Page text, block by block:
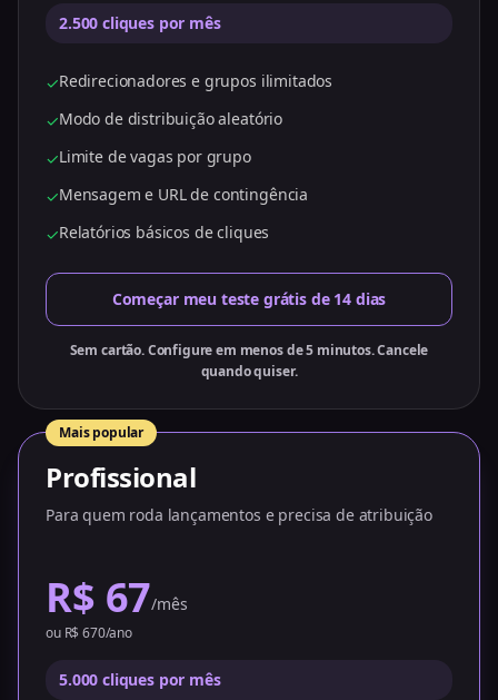
2.500 cliques por mês
✓Redirecionadores e grupos ilimitados
✓Modo de distribuição aleatório
✓Limite de vagas por grupo
✓Mensagem e URL de contingência
✓Relatórios básicos de cliques
Começar meu teste grátis de 14 dias
Sem cartão. Configure em menos de 5 minutos. Cancele
quando quiser.
Mais popular
Profissional
Para quem roda lançamentos e precisa de atribuição
R$ 67/mês
ou R$ 670/ano
5.000 cliques por mês